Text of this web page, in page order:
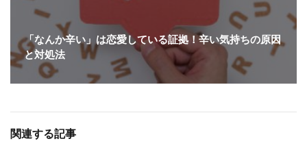
「なんか辛い」は恋愛している証拠！辛い気持ちの原因
と対処法
関連する記事